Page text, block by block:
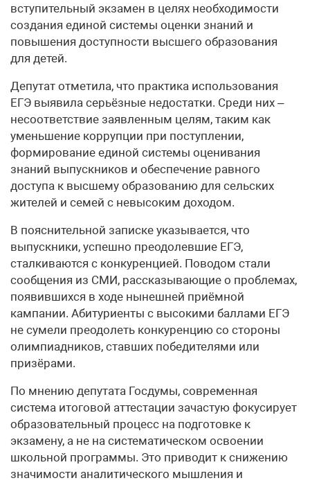
вступительный экзамен в целях необходимости
создания единой системы оценки знаний и
повышения доступности высшего образования
для детей.
Депутат отметила, что практика использования
ЕГЭ выявила серьёзные недостатки. Среди них –
несоответствие заявленным целям, таким как
уменьшение коррупции при поступлении,
формирование единой системы оценивания
знаний выпускников и обеспечение равного
доступа к высшему образованию для сельских
жителей и семей с невысоким доходом.
В пояснительной записке указывается, что
выпускники, успешно преодолевшие ЕГЭ,
сталкиваются с конкуренцией. Поводом стали
сообщения из СМИ, рассказывающие о проблемах,
появившихся в ходе нынешней приёмной
кампании. Абитуриенты с высокими баллами ЕГЭ
не сумели преодолеть конкуренцию со стороны
олимпиадников, ставших победителями или
призёрами.
По мнению депутата Госдумы, современная
система итоговой аттестации зачастую фокусирует
образовательный процесс на подготовке к
экзамену, а не на систематическом освоении
школьной программы. Это приводит к снижению
значимости аналитического мышления и